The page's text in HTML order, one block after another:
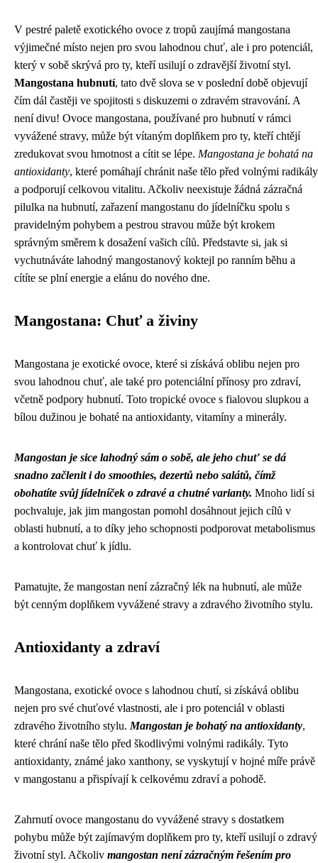
V pestré paletě exotického ovoce z tropů zaujímá mangostana
výjimečné místo nejen pro svou lahodnou chuť, ale i pro potenciál,
který v sobě skrývá pro ty, kteří usilují o zdravější životní styl.
Mangostana hubnutí, tato dvě slova se v poslední době objevují
čím dál častěji ve spojitosti s diskuzemi o zdravém stravování. A
není divu! Ovoce mangostana, používané pro hubnutí v rámci
vyvážené stravy, může být vítaným doplňkem pro ty, kteří chtějí
zredukovat svou hmotnost a cítit se lépe. Mangostana je bohatá na
antioxidanty, které pomáhají chránit naše tělo před volnými radikály
a podporují celkovou vitalitu. Ačkoliv neexistuje žádná zázračná
pilulka na hubnutí, zařazení mangostanu do jídelníčku spolu s
pravidelným pohybem a pestrou stravou může být krokem
správným směrem k dosažení vašich cílů. Představte si, jak si
vychutnáváte lahodný mangostanový koktejl po ranním běhu a
cítíte se plní energie a elánu do nového dne.
Mangostana: Chuť a živiny
Mangostana je exotické ovoce, které si získává oblibu nejen pro
svou lahodnou chuť, ale také pro potenciální přínosy pro zdraví,
včetně podpory hubnutí. Toto tropické ovoce s fialovou slupkou a
bílou dužinou je bohaté na antioxidanty, vitamíny a minerály.
Mangostan je sice lahodný sám o sobě, ale jeho chuť se dá
snadno začlenit i do smoothies, dezertů nebo salátů, čímž
obohatíte svůj jídelníček o zdravé a chutné varianty. Mnoho lidí si
pochvaluje, jak jim mangostan pomohl dosáhnout jejich cílů v
oblasti hubnutí, a to díky jeho schopnosti podporovat metabolismus
a kontrolovat chuť k jídlu.
Pamatujte, že mangostan není zázračný lék na hubnutí, ale může
být cenným doplňkem vyvážené stravy a zdravého životního stylu.
Antioxidanty a zdraví
Mangostana, exotické ovoce s lahodnou chutí, si získává oblibu
nejen pro své chuťové vlastnosti, ale i pro potenciál v oblasti
zdravého životního stylu. Mangostan je bohatý na antioxidanty,
které chrání naše tělo před škodlivými volnými radikály. Tyto
antioxidanty, známé jako xanthony, se vyskytují v hojné míře právě
v mangostanu a přispívají k celkovému zdraví a pohodě.
Zahrnutí ovoce mangostanu do vyvážené stravy s dostatkem
pohybu může být zajímavým doplňkem pro ty, kteří usilují o zdravý
životní styl. Ačkoliv mangostan není zázračným řešením pro